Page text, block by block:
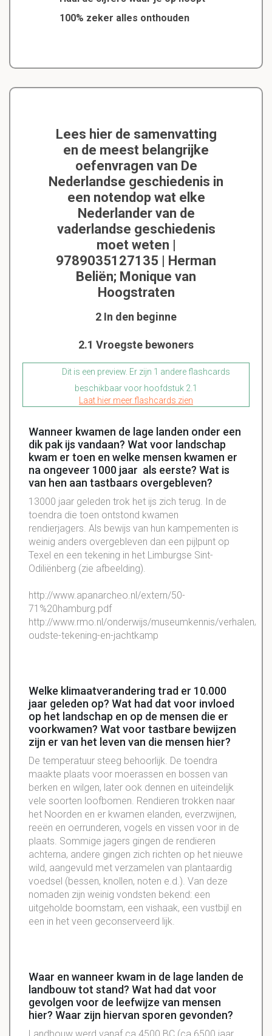
100% zeker alles onthouden
Lees hier de samenvatting
en de meest belangrijke
oefenvragen van De
Nederlandse geschiedenis in
een notendop wat elke
Nederlander van de
vaderlandse geschiedenis
moet weten |
9789035127135 | Herman
Beliën; Monique van
Hoogstraten
2 In den beginne
2.1 Vroegste bewoners
Dit is een preview. Er zijn 1 andere flashcards
beschikbaar voor hoofdstuk 2.1
Laat hier meer flashcards zien
Wanneer kwamen de lage landen onder een
dik pak ijs vandaan? Wat voor landschap
kwam er toen en welke mensen kwamen er
na ongeveer 1000 jaar als eerste? Wat is
van hen aan tastbaars overgebleven?
13000 jaar geleden trok het ijs zich terug. In de
toendra die toen ontstond kwamen
rendierjagers. Als bewijs van hun kampementen is
weinig anders overgebleven dan een pijlpunt op
Texel en een tekening in het Limburgse Sint-
Odiliënberg (zie afbeelding).
http://www.apanarcheo.nl/extern/50-
71%20hamburg.pdf
http://www.rmo.nl/onderwijs/museumkennis/verhalen/
oudste-tekening-en-jachtkamp
Welke klimaatverandering trad er 10.000
jaar geleden op? Wat had dat voor invloed
op het landschap en op de mensen die er
voorkwamen? Wat voor tastbare bewijzen
zijn er van het leven van die mensen hier?
De temperatuur steeg behoorlijk. De toendra
maakte plaats voor moerassen en bossen van
berken en wilgen, later ook dennen en uiteindelijk
vele soorten loofbomen. Rendieren trokken naar
het Noorden en er kwamen elanden, everzwijnen,
reeën en oerrunderen, vogels en vissen voor in de
plaats. Sommige jagers gingen de rendieren
achterna, andere gingen zich richten op het nieuwe
wild, aangevuld met verzamelen van plantaardig
voedsel (bessen, knollen, noten e.d.). Van deze
nomaden zijn weinig vondsten bekend: een
uitgeholde boomstam, een vishaak, een vustbijl en
een in het veen geconserveerd lijk.
Waar en wanneer kwam in de lage landen de
landbouw tot stand? Wat had dat voor
gevolgen voor de leefwijze van mensen
hier? Waar zijn hiervan sporen gevonden?